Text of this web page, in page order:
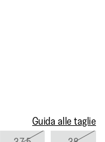
Guida alle taglie